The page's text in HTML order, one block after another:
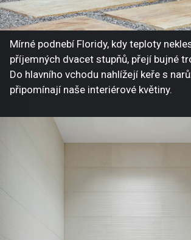
Mírné podnebí Floridy, kdy teploty
příjemných dvacet stupňů, přejí bujné
Do hlavního vchodu nahlížejí keře s
připomínají naše interiérové květiny.